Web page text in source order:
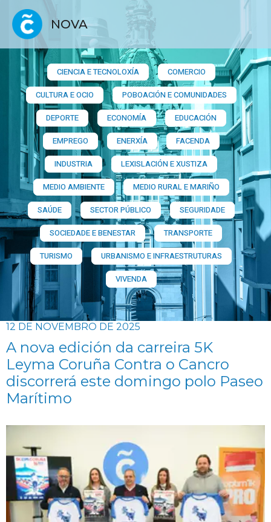
NOVA
CIENCIA E TECNOLOXÍA
COMERCIO
CULTURA E OCIO
POBOACIÓN E COMUNIDADES
DEPORTE
ECONOMÍA
EDUCACIÓN
EMPREGO
ENERXÍA
FACENDA
INDUSTRIA
LEXISLACIÓN E XUSTIZA
MEDIO AMBIENTE
MEDIO RURAL E MARIÑO
SAÚDE
SECTOR PÚBLICO
SEGURIDADE
SOCIEDADE E BENESTAR
TRANSPORTE
TURISMO
URBANISMO E INFRAESTRUTURAS
VIVENDA
12 DE NOVEMBRO DE 2025
A nova edición da carreira 5K
Leyma Coruña Contra o Cancro
discorrerá este domingo polo Paseo
Marítimo